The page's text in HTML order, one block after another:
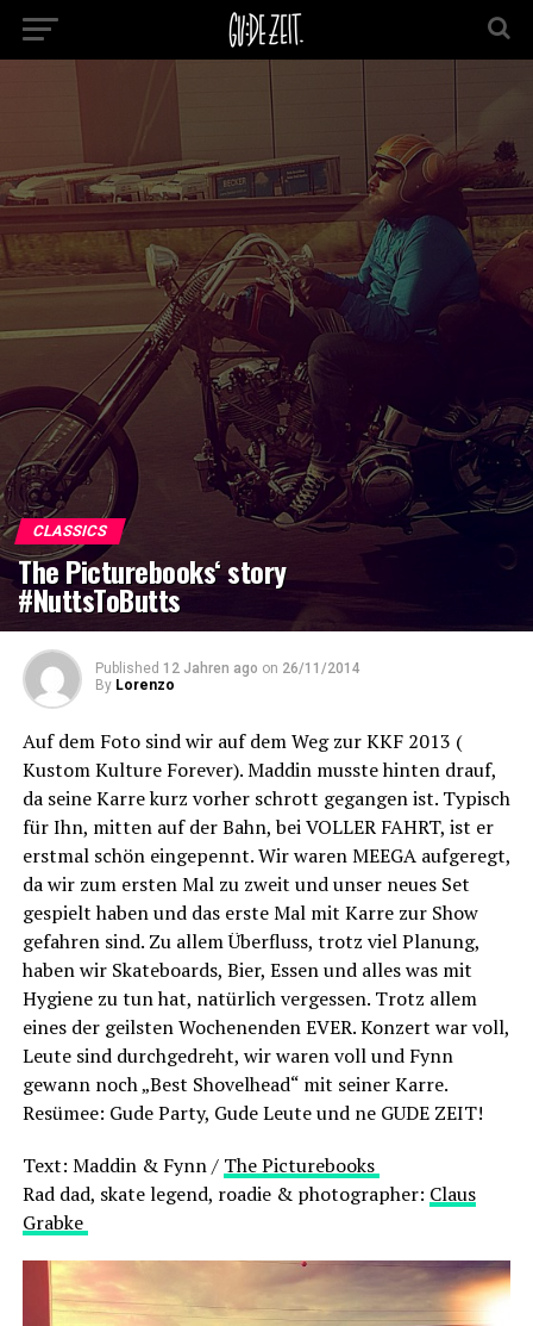
CLASSICS
The Picturebooks‘ story
#NuttsToButts
Published 12 Jahren ago on 26/11/2014
By Lorenzo
Auf dem Foto sind wir auf dem Weg zur KKF 2013 (
Kustom Kulture Forever). Maddin musste hinten drauf,
da seine Karre kurz vorher schrott gegangen ist. Typisch
für Ihn, mitten auf der Bahn, bei VOLLER FAHRT, ist er
erstmal schön eingepennt. Wir waren MEEGA aufgeregt,
da wir zum ersten Mal zu zweit und unser neues Set
gespielt haben und das erste Mal mit Karre zur Show
gefahren sind. Zu allem Überfluss, trotz viel Planung,
haben wir Skateboards, Bier, Essen und alles was mit
Hygiene zu tun hat, natürlich vergessen. Trotz allem
eines der geilsten Wochenenden EVER. Konzert war voll,
Leute sind durchgedreht, wir waren voll und Fynn
gewann noch „Best Shovelhead“ mit seiner Karre.
Resümee: Gude Party, Gude Leute und ne GUDE ZEIT!
Text: Maddin & Fynn / The Picturebooks
Rad dad, skate legend, roadie & photographer: Claus
Grabke